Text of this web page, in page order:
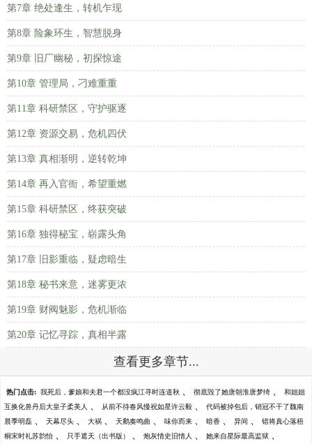
第7章 绝处逢生，转机乍现
第8章 险象环生，智慧脱身
第9章 旧厂幽秘，初探惊途
第10章 管理局，刁难重重
第11章 科研禁区，守护驱逐
第12章 资源交易，危机四伏
第13章 真相渐明，逆转乾坤
第14章 再入官衙，希望重燃
第15章 科研禁区，终获突破
第16章 独得秘宝，崭露头角
第17章 旧影重临，疑虑暗生
第18章 秘书来意，迷雾更浓
第19章 财阀魅影，危机渐临
第20章 记忆寻踪，真相半露
查看更多章节...
热门点击: 我死后，爹娘和夫君一个都没疯江寻时连道秋 、 彻底毁了她唐朝淮唐梦绮 、 和姐姐
互换化兽丹后大皇子柔美人 、 从前不待春风慢祝如星许云毅 、 代码被掉包后，销冠不干了魏南
晨季明磊 、 天幕尽头 、 大祸 、 天鹅奏鸣曲 、 味你而来 、 暗香 、 异间 、 错将真心落梧
桐宋时礼苏韵怡 、 只手遮天（出书版） 、 炮灰情史旧情人 、 她来自星际最高监狱 、